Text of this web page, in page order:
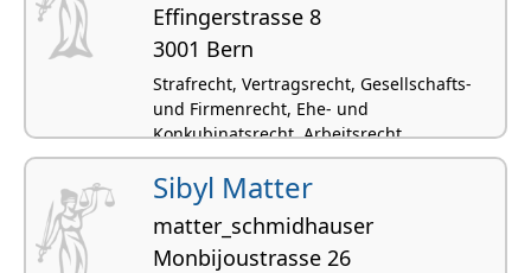
Effingerstrasse 8
3001 Bern
Strafrecht, Vertragsrecht, Gesellschafts-
und Firmenrecht, Ehe- und
Konkubinatsrecht, Arbeitsrecht
Sibyl Matter
matter_schmidhauser
Monbijoustrasse 26